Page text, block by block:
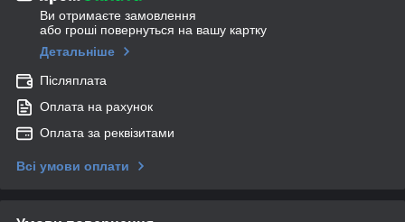
Ви отримаєте замовлення
або гроші повернуться на вашу картку
Детальніше
Післяплата
Оплата на рахунок
Оплата за реквізитами
Всі умови оплати